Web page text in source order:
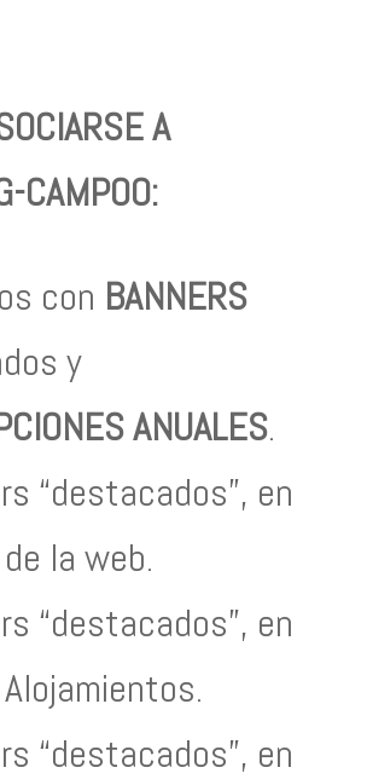
A
CAMPOO:
con BANNERS
y
ANUALES.
“destacados”, en
la web.
“destacados”, en
“destacados”, en